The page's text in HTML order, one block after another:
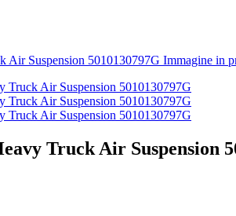
Truck Air Suspension